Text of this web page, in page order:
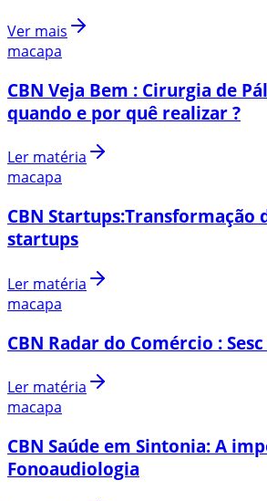
Ver mais
macapa
CBN Veja Bem : Cirurgia de
quando e por quê realizar ?
Ler matéria
macapa
CBN Startups:Transformação
startups
Ler matéria
macapa
CBN Radar do Comércio :
Ler matéria
macapa
CBN Saúde em Sintonia: A
Fonoaudiologia